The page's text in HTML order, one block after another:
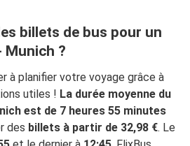
billets de bus pour un
Munich ?
à planifier votre voyage grâce à
utiles ! La durée moyenne du
est de 7 heures 55 minutes
des billets à partir de 32,98 €. Le